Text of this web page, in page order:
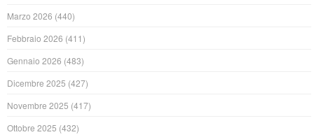
Marzo 2026 (440)
Febbraio 2026 (411)
Gennaio 2026 (483)
Dicembre 2025 (427)
Novembre 2025 (417)
Ottobre 2025 (432)